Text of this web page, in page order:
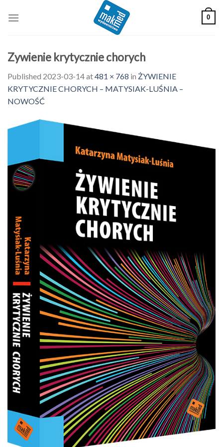
0
Zywienie krytycznie chorych
Published 2023-03-14at481 × 768 in ŻYWIENIE
KRYTYCZNIE CHORYCH – MATYSIAK-LUŚNIA –
NOWOŚĆ